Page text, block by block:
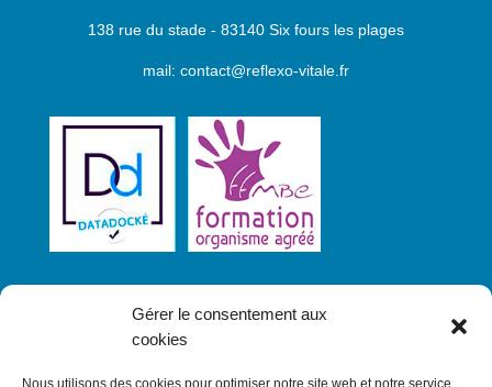
Gérer le consentement aux
cookies
Nous utilisons des cookies pour optimiser notre site web et notre service.
138 rue du stade - 83140 Six fours les plages
mail: contact@reflexo-vitale.fr